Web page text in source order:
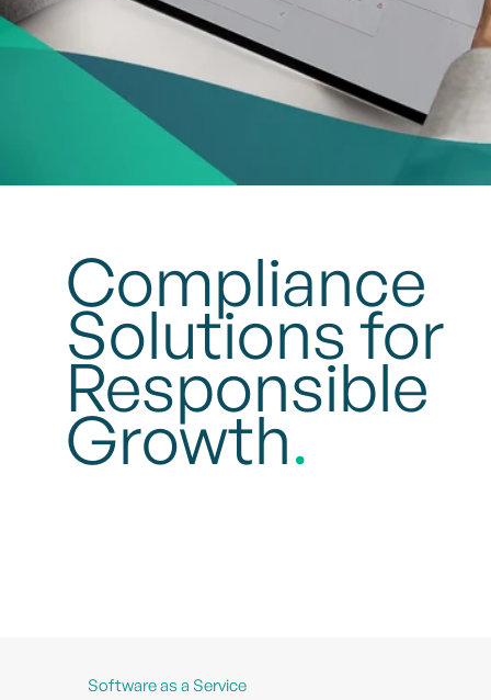
Compliance
Solutions for
Responsible
Growth.
Software as a Service